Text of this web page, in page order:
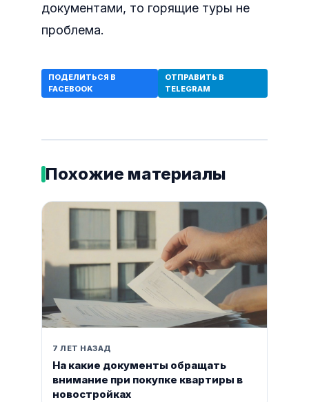
документами, то горящие туры не
проблема.
ПОДЕЛИТЬСЯ В
FACEBOOK
ОТПРАВИТЬ В
TELEGRAM
Похожие материалы
7 ЛЕТ НАЗАД
На какие документы обращать
внимание при покупке квартиры в
новостройках